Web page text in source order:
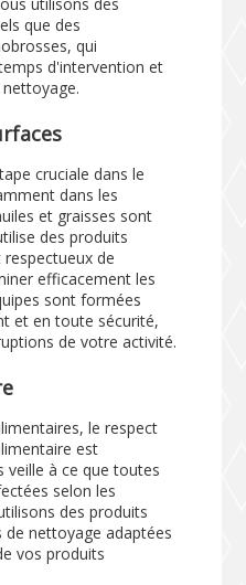
que des
qui
d'intervention et
cruciale dans le
dans les
et graisses sont
des produits
de
efficacement les
sont formées
et en toute sécurité,
de votre activité.
le respect
est
veille à ce que toutes
selon les
des produits
nettoyage adaptées
vos produits